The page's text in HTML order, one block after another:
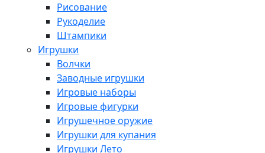
Рисование
Рукоделие
Штампики
Игрушки
Волчки
Заводные игрушки
Игровые наборы
Игровые фигурки
Игрушечное оружие
Игрушки для купания
Игрушки Лето